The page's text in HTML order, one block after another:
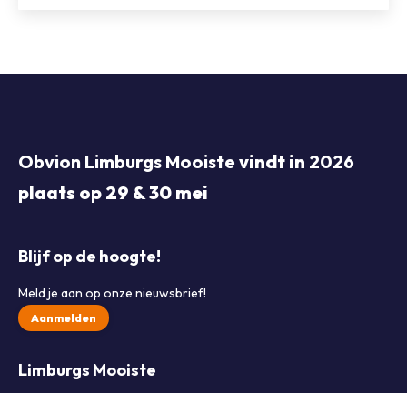
Obvion Limburgs Mooiste vindt in 2026
plaats op 29 & 30 mei
Blijf op de hoogte!
Meld je aan op onze nieuwsbrief!
Aanmelden
Limburgs Mooiste